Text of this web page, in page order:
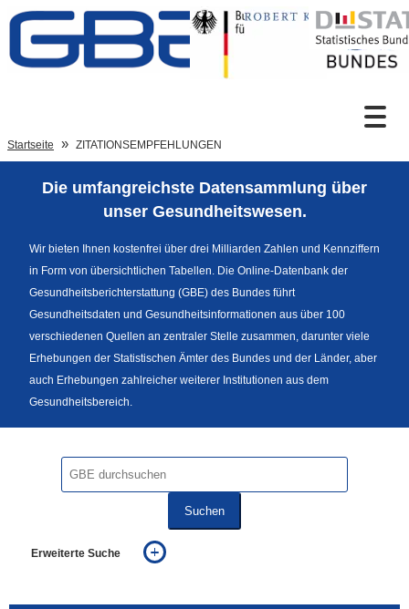
Zum Inhalt
Sprachumschaltung
Fußzeile
Startseite ZITATIONSEMPFEHLUNGEN
Die umfangreichste Datensammlung über
unser Gesundheitswesen.
Wir bieten Ihnen kostenfrei über drei Milliarden Zahlen und Kennziffern
in Form von übersichtlichen Tabellen. Die Online-Datenbank der
Gesundheitsberichterstattung (GBE) des Bundes führt
Gesundheitsdaten und Gesundheitsinformationen aus über 100
verschiedenen Quellen an zentraler Stelle zusammen, darunter viele
Erhebungen der Statistischen Ämter des Bundes und der Länder, aber
auch Erhebungen zahlreicher weiterer Institutionen aus dem
Gesundheitsbereich.
Suchen
Erweiterte Suche